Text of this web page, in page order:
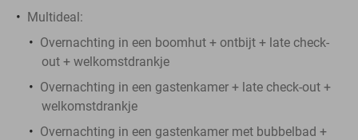
Multideal:
Overnachting in een boomhut + ontbijt + late check-
out + welkomstdrankje
Overnachting in een gastenkamer + late check-out +
welkomstdrankje
Overnachting in een gastenkamer met bubbelbad +